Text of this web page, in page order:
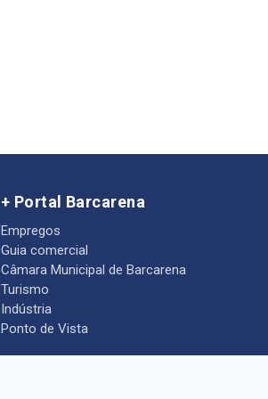
+ Portal Barcarena
Empregos
Guia comercial
Câmara Municipal de Barcarena
Turismo
Indústria
Ponto de Vista